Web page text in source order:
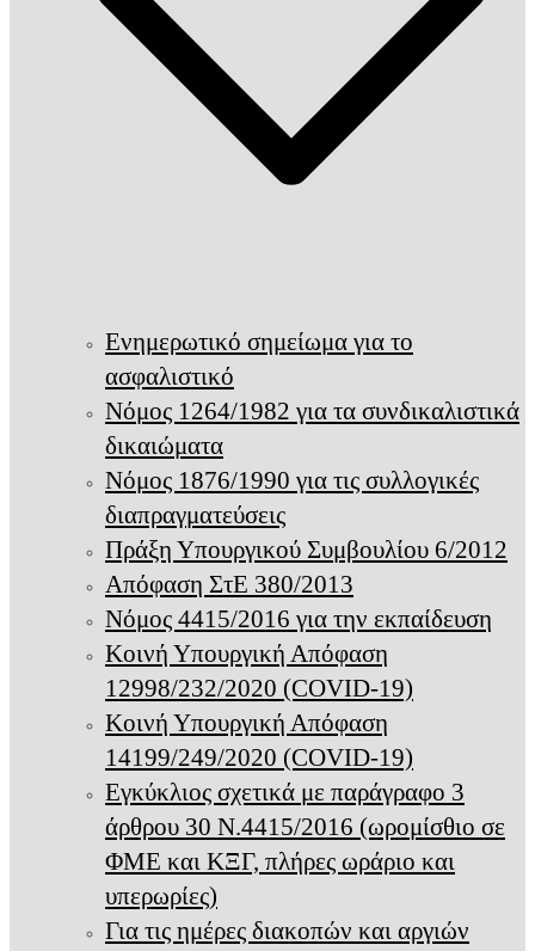
Ενημερωτικό σημείωμα για το
ασφαλιστικό
Νόμος 1264/1982 για τα συνδικαλιστικά
δικαιώματα
Νόμος 1876/1990 για τις συλλογικές
διαπραγματεύσεις
Πράξη Υπουργικού Συμβουλίου 6/2012
Απόφαση ΣτΕ 380/2013
Νόμος 4415/2016 για την εκπαίδευση
Κοινή Υπουργική Απόφαση
12998/232/2020 (COVID-19)
Κοινή Υπουργική Απόφαση
14199/249/2020 (COVID-19)
Εγκύκλιος σχετικά με παράγραφο 3
άρθρου 30 Ν.4415/2016 (ωρομίσθιο σε
ΦΜΕ και ΚΞΓ, πλήρες ωράριο και
υπερωρίες)
Για τις ημέρες διακοπών και αργιών